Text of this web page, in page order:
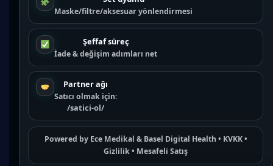
Maske/filtre/aksesuar yönlendirmesi
Şeffaf süreç
İade & değişim adımları net
Partner ağı
Satıcı olmak için:
/satici-ol/
Powered by Ece Medikal & Basel Digital Health • KVKK•
Gizlilik• Mesafeli Satış